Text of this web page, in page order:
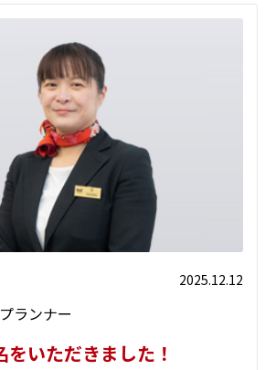
2025.12.12
ランナー
いただきました！